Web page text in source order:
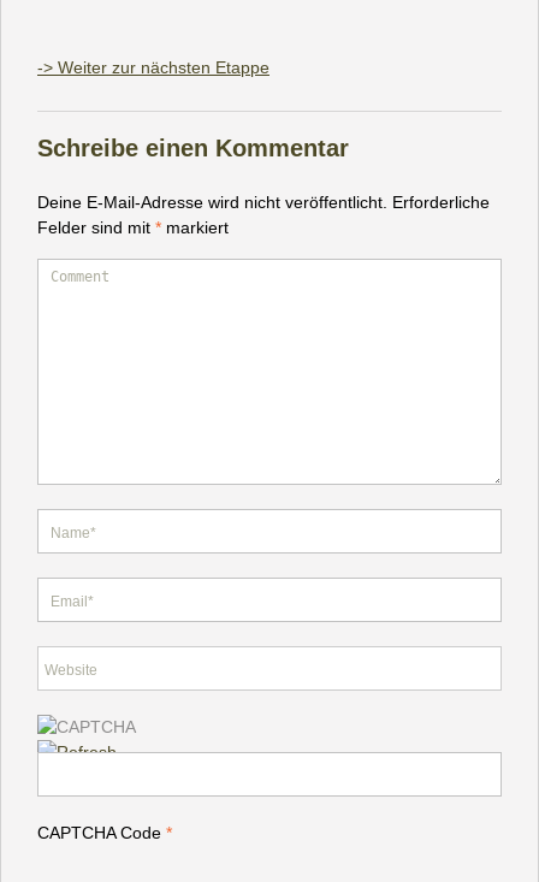
-> Weiter zur nächsten Etappe
Schreibe einen Kommentar
Deine E-Mail-Adresse wird nicht veröffentlicht. Erforderliche
Felder sind mit * markiert
CAPTCHA Code *